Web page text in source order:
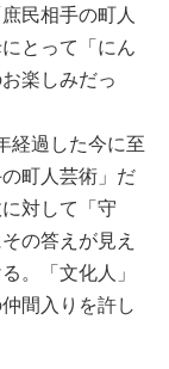
民相手の町人
とって「にん
楽しみだっ
経過した今に至
町人芸術」だ
対して「守
の答えが見え
。「文化人」
間入りを許し